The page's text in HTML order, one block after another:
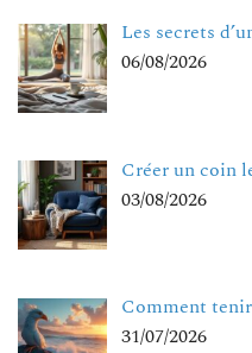
Les secrets
06/08/2026
Créer un coin
03/08/2026
Comment
31/07/2026